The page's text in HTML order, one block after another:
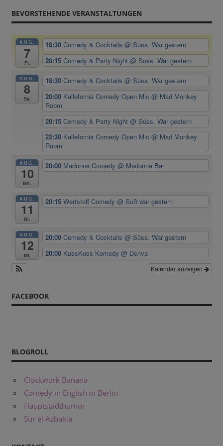
BEVORSTEHENDE VERANSTALTUNGEN
AUG.
7
Fr.
18:30Comedy & Cocktails@ Süss. War gestern
20:15Comedy & Party Night@ Süss. War gestern
AUG.
8
Sa.
18:30Comedy & Cocktails@ Süss. War gestern
20:00 Kallefornia Comedy Open Mic@ Mad Monkey
Room
20:15Comedy & Party Night@ Süss. War gestern
22:30 Kallefornia Comedy Open Mic@ Mad Monkey
Room
AUG.
10
Mo.
20:00 Madonna Comedy@ Madonna Bar
AUG.
11
Di.
20:15Wertstoff Comedy@ Süß war gestern
AUG.
12
Mi.
20:00Comedy & Cocktails@ Süss. War gestern
20:00 KussKuss Komedy@ Deriva
Kalender anzeigen
FACEBOOK
BLOGROLL
Clockwork Banana
Comedy in English in Berlin
Hauptstadthumor
Sur el Azbakia